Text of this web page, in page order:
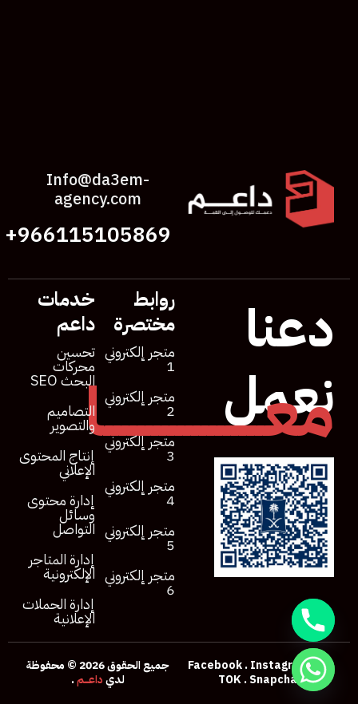
Info@da3em-
agency.com
966115105869+
دعنا
نعمل
معــــــــــــــــــــا
روابط
مختصرة
متجر إلكتروني
1
متجر إلكتروني
2
متجر إلكتروني
3
متجر إلكتروني
4
متجر إلكتروني
5
متجر إلكتروني
6
خدمات
داعم
تحسين
محركات
البحث SEO
التصاميم
والتصوير
إنتاج المحتوى
الإعلاني
إدارة محتوى
وسائل
التواصل
إدارة المتاجر
الإلكترونية
إدارة الحملات
الإعلانية
جميع الحقوق 2026 © محفوظة
لديداعـــــم.
Facebook.Instagram. Tik
TOK.Snapchat